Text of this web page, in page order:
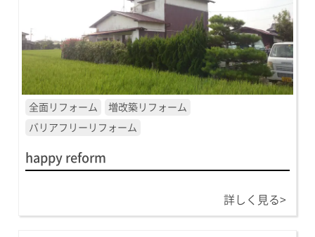
全面リフォーム 増改築リフォーム
バリアフリーリフォーム
happy reform
詳しく見る>